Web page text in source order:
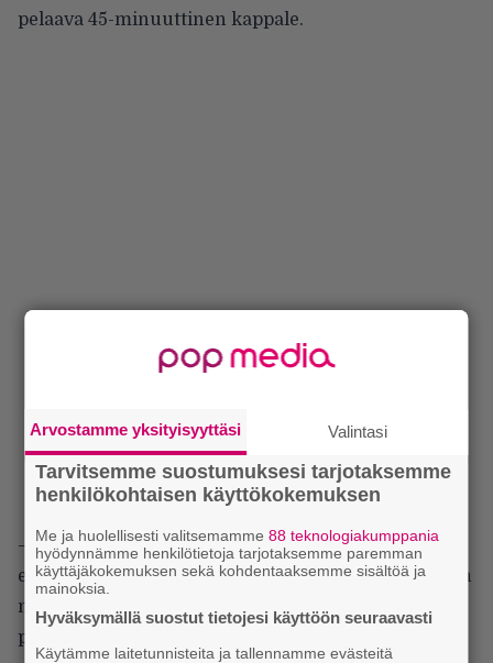
pelaava 45-minuuttinen kappale.
– Ennen näiden levyjen tekemistä olisin ollut
ehdottomasti jälkimmäisen kannalla, mutta nyt voin
nöyrtyä liputtamaan perinteisemmän kappaleen
puolesta, Uri naurahtaa. – Perinteisessä biisissä voi
Arvostamme yksityisyyttäsi Valintasi
Tarvitsemme suostumuksesi tarjotaksemme
henkilökohtaisen käyttökokemuksen
Me ja huolellisesti valitsemamme88 teknologiakumppania
hyödynnämme henkilötietoja tarjotaksemme paremman
käyttäjäkokemuksen sekä kohdentaaksemme sisältöä ja
mainoksia.
Hyväksymällä suostut tietojesi käyttöön seuraavasti
Käytämme laitetunnisteita ja tallennamme evästeitä